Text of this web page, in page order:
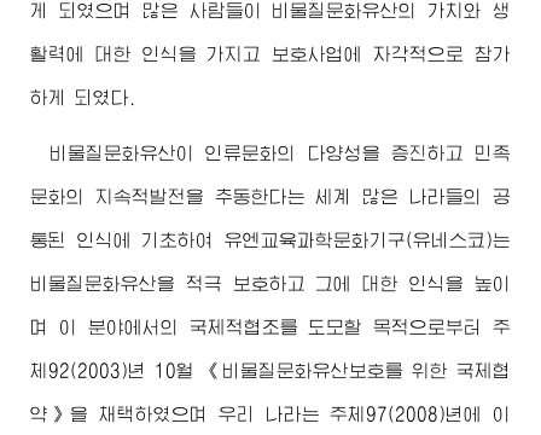
게 되였으며 많은 사람들이 비물질문화유산의 가치와 생
활력에 대한 인식을 가지고 보호사업에 자각적으로 참가
하게 되였다.
비물질문화유산이 인류문화의 다양성을 증진하고 민족
문화의 지속적발전을 추동한다는 세계 많은 나라들의 공
통된 인식에 기초하여 유엔교육과학문화기구(유네스코)는
비물질문화유산을 적극 보호하고 그에 대한 인식을 높이
며 이 분야에서의 국제적협조를 도모할 목적으로부터 주
체92(2003)년 10월 《비물질문화유산보호를 위한 국제협
약》을 채택하였으며 우리 나라는 주체97(2008)년에 이